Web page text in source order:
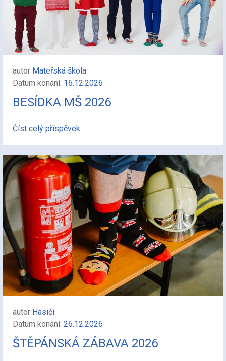
autor Mateřská škola
Datum konání: 16.12.2026
BESÍDKA MŠ 2026
Číst celý příspěvek
autor Hasiči
Datum konání: 26.12.2026
ŠTĚPÁNSKÁ ZÁBAVA 2026